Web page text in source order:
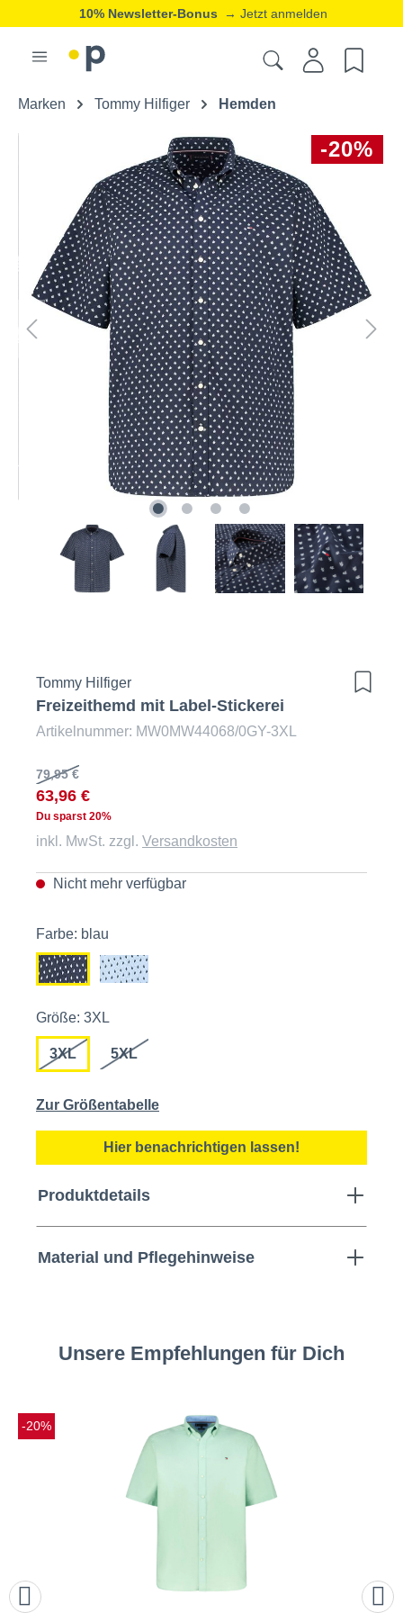
10% Newsletter-Bonus → Jetzt anmelden
Marken Tommy Hilfiger Hemden
-20%
Tommy Hilfiger
Freizeithemd mit Label-Stickerei
Artikelnummer: MW0MW44068/0GY-3XL
79,95 €
63,96 €
Du sparst 20%
inkl. MwSt. zzgl. Versandkosten
Nicht mehr verfügbar
Farbe: blau
Größe: 3XL
3XL 5XL
Zur Größentabelle
Hier benachrichtigen lassen!
Produktdetails
Material und Pflegehinweise
Unsere Empfehlungen für Dich
-20%